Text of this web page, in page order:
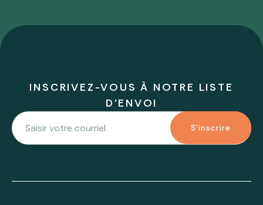
INSCRIVEZ-VOUS À NOTRE LISTE
D'ENVOI
S'inscrire